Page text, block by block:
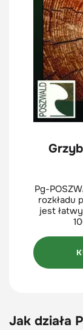
Pg-
rozkładu
jest
Jak działa